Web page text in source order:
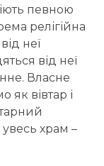
певною
релігійна
неї
від неї
Власне
як вівтар і
увесь храм –